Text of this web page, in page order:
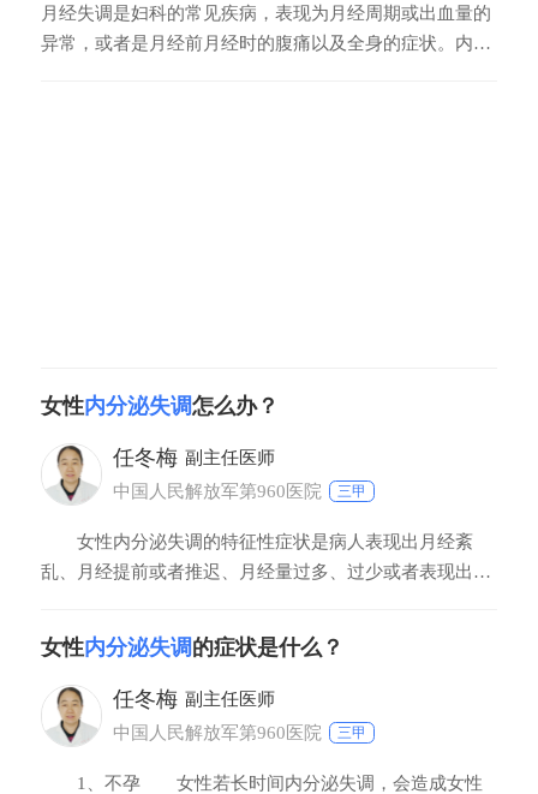
月经失调是妇科的常见疾病，表现为月经周期或出血量的
异常，或者是月经前月经时的腹痛以及全身的症状。内分
女性内分泌失调怎么办？
任冬梅 副主任医师
中国人民解放军第960医院
三甲
女性内分泌失调的特征性症状是病人表现出月经紊
乱、月经提前或者推迟、月经量过多、过少或者表现出崩
方法如下。1、食疗。可以多吃一些豆制品，这些食物里
面的雌激素含量非常高，能够补充人体的激素，达到调节
内分泌作用，这样月经就能够准时到来，豆制品还可以达
女性内分泌失调的症状是什么？
任冬梅 副主任医师
中国人民解放军第960医院
三甲
1、不孕 女性若长时间内分泌失调，会造成女性